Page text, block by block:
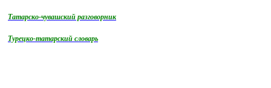
Татарско-чувашский разговорник
Турецко-татарский словарь